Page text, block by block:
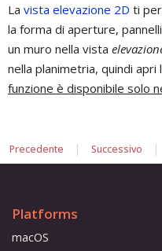
La vista elevazione 2D ti
la forma di aperture,
un muro nella vista
nella planimetria, quindi apri
funzione è disponibile solo
Precedente | Successivo |
Platforms
macOS